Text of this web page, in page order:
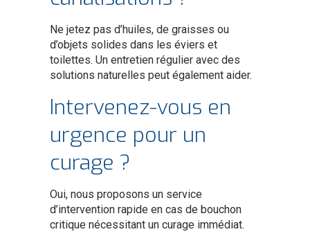
Ne jetez pas d’huiles, de graisses ou
d’objets solides dans les éviers et
toilettes. Un entretien régulier avec des
solutions naturelles peut également aider.
Intervenez-vous en
urgence pour un
curage ?
Oui, nous proposons un service
d’intervention rapide en cas de bouchon
critique nécessitant un curage immédiat.